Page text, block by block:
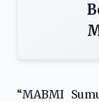
“MABMI